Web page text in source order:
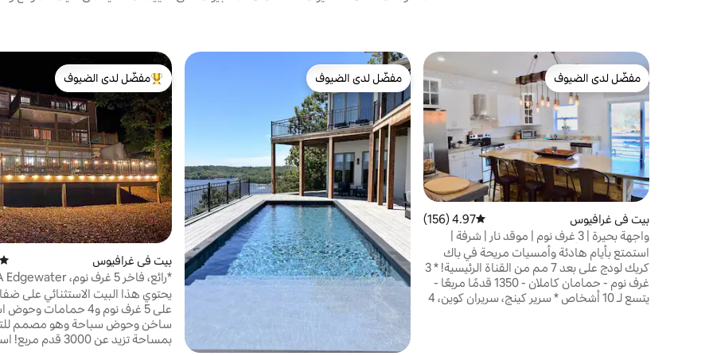
مفضّل لدى الضيوف
مفضّل لدى الضيوف
بيت في غرافيوس متوسط التقييم 4.97 من 5، 156 مراجعات
4.97 (156)
واجهة بحيرة | 3 غرف نوم | موقد نار | شرفة |
قوارب الكاياك | ألعاب
استمتع بأيام هادئة وأمسيات مريحة في باك
كريك لودج على بعد 7 مم من القناة الرئيسية! * 3
غرف نوم - حمامان كاملان - 1350 قدمًا مربعًا -
يتسع لـ 10 أشخاص * سرير كينج، سريران كوين، 4
مفضّل لدى الضيوف
مفضّل لدى الضيوف
من أبرز البيوت المفضّلة لدى الضيوف
مفضّل لدى الضيوف
بيت في غرافيوس
Escape مع حوض استحمام ساخن!
يحتوي هذا البيت الاستثنائي على
على 5 غرف نوم و4 حمامات
ساخن وحوض سباحة وهو مصمم
بمساحة